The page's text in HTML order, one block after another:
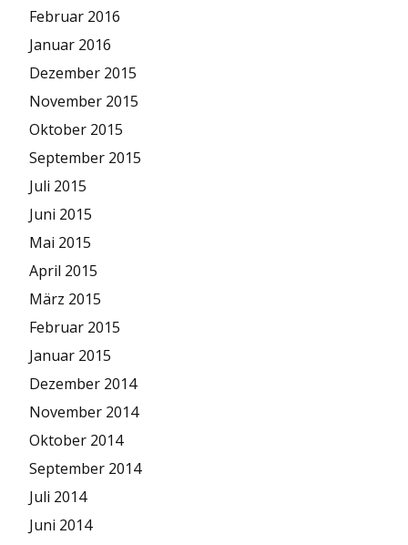
Februar 2016
Januar 2016
Dezember 2015
November 2015
Oktober 2015
September 2015
Juli 2015
Juni 2015
Mai 2015
April 2015
März 2015
Februar 2015
Januar 2015
Dezember 2014
November 2014
Oktober 2014
September 2014
Juli 2014
Juni 2014